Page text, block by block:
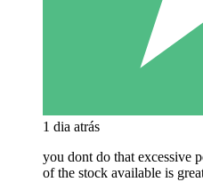
1 dia atrás
you dont do that excessive
of the stock available is